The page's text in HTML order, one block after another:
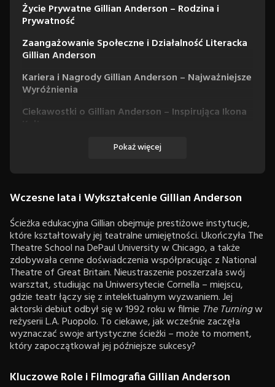
Życie Prywatne Gillian Anderson – Rodzina i
Prywatność
Zaangażowanie Społeczne i Działalność Literacka
Gillian Anderson
Kariera i Nagrody Gillian Anderson – Najważniejsze
Wyróżnienia
Ciekawostki o Gillian Anderson – Inspirująca Ikona
Pokaż więcej
Wczesne lata i Wykształcenie Gillian Anderson
Ścieżka edukacyjna Gillian obejmuje prestiżowe instytucje,
które kształtowały jej teatralne umiejętności. Ukończyła The
Theatre School na DePaul University w Chicago, a także
zdobywała cenne doświadczenia współpracując z National
Theatre of Great Britain. Nieustraszenie poszerzała swój
warsztat, studiując na Uniwersytecie Cornella – miejscu,
gdzie teatr łączy się z intelektualnym wyzwaniem. Jej
aktorski debiut odbył się w 1992 roku w filmie The Turningw
reżyserii L.A. Puopolo. To ciekawe, jak wcześnie zaczęła
wyznaczać swoje artystyczne ścieżki – może to moment,
który zapoczątkował jej późniejsze sukcesy?
Kluczowe Role i Filmografia Gillian Anderson